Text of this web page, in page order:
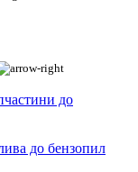
до
до бензопил